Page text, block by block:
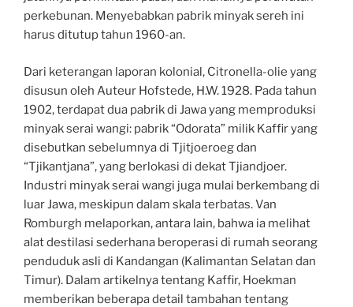
perkebunan. Menyebabkan pabrik minyak sereh ini
harus ditutup tahun 1960-an.
Dari keterangan laporan kolonial, Citronella-olie yang
disusun oleh Auteur Hofstede, H.W. 1928. Pada tahun
1902, terdapat dua pabrik di Jawa yang memproduksi
minyak serai wangi: pabrik “Odorata” milik Kaffir yang
disebutkan sebelumnya di Tjitjoeroeg dan
“Tjikantjana”, yang berlokasi di dekat Tjiandjoer.
Industri minyak serai wangi juga mulai berkembang di
luar Jawa, meskipun dalam skala terbatas. Van
Romburgh melaporkan, antara lain, bahwa ia melihat
alat destilasi sederhana beroperasi di rumah seorang
penduduk asli di Kandangan (Kalimantan Selatan dan
Timur). Dalam artikelnya tentang Kaffir, Hoekman
memberikan beberapa detail tambahan tentang